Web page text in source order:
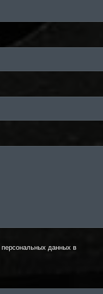
данных в